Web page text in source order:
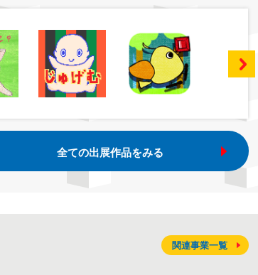
全ての出展作品をみる
関連事業一覧